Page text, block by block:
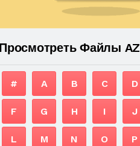
Просмотреть Файлы AZ
# A B C D
F G H I J
L M N O P